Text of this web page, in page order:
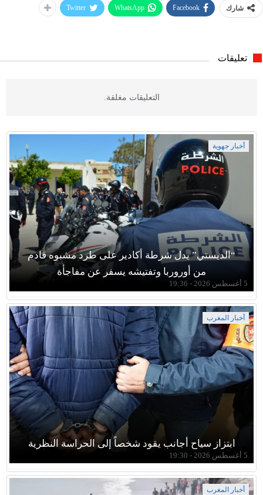
شارك Facebook
WhatsApp
Twitter
تعليقات
التعليقات مغلقة.
أخبار جهوية
“الديستي” يدل شرطة أكادير على طرد مشبوه قادم
من أوروربا وتفتيشه يسفر عن مفاجأة
5 أغسطس 2026 - 19:36
أخبار المغرب
ابتزاز سياح أجانب يقود شخصاً إلى الحراسة النظرية
5 أغسطس 2026 - 19:30
أخبار المغرب